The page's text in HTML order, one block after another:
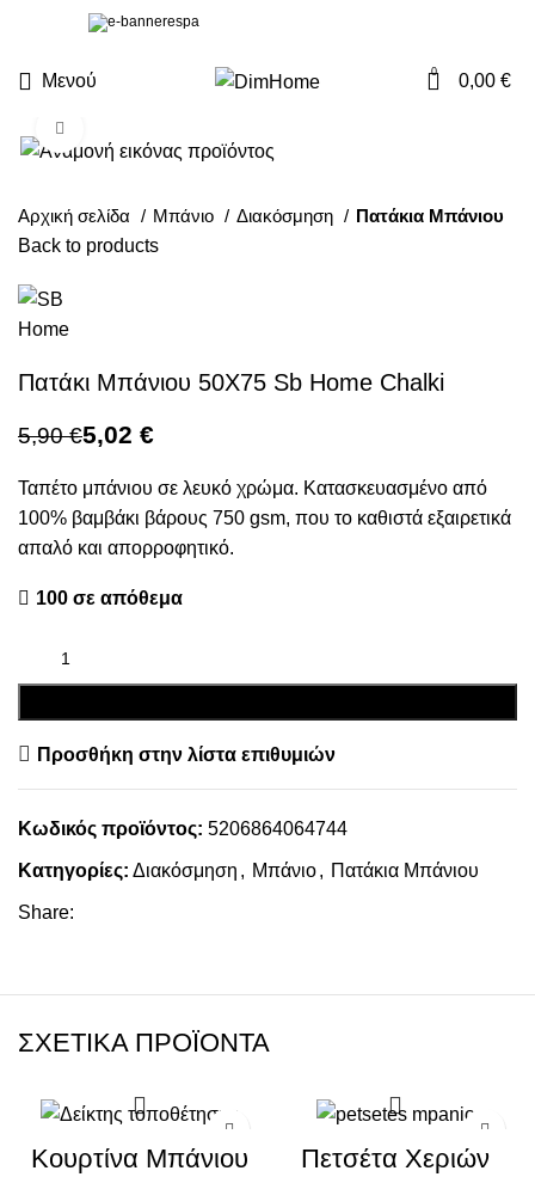
Μενού 0 0,00 €
Αρχική σελίδα Μπάνιο Διακόσμηση Πατάκια Μπάνιου
Back to products
Πατάκι Μπάνιου 50X75 Sb Home Chalki
5,90€5,02 €
Ταπέτο μπάνιου σε λευκό χρώμα. Κατασκευασμένο από
100% βαμβάκι βάρους 750 gsm, που το καθιστά εξαιρετικά
απαλό και απορροφητικό.
100 σε απόθεμα
Προσθήκη στην λίστα επιθυμιών
Κωδικός προϊόντος: 5206864064744
Κατηγορίες: Διακόσμηση , Μπάνιο, Πατάκια Μπάνιου
Share:
ΣΧΕΤΙΚΆ ΠΡΟΪΌΝΤΑ
Κουρτίνα Μπάνιου
Πετσέτα Χεριών